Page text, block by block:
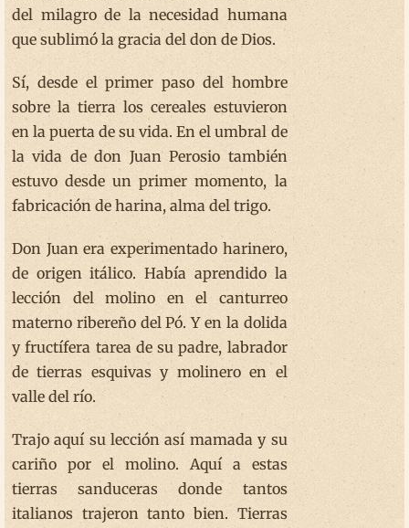
del milagro de la necesidad humana
que sublimó la gracia del don de Dios.
Sí, desde el primer paso del hombre
sobre la tierra los cereales estuvieron
en la puerta de su vida. En el umbral de
la vida de don Juan Perosio también
estuvo desde un primer momento, la
fabricación de harina, alma del trigo.
Don Juan era experimentado harinero,
de origen itálico. Había aprendido la
lección del molino en el canturreo
materno ribereño del Pó. Y en la dolida
y fructífera tarea de su padre, labrador
de tierras esquivas y molinero en el
valle del río.
Trajo aquí su lección así mamada y su
cariño por el molino. Aquí a estas
tierras sanduceras donde tantos
italianos trajeron tanto bien. Tierras